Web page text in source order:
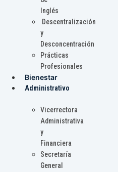
Inglés
Descentralización
y
Desconcentración
Prácticas
Profesionales
Bienestar
Administrativo
Vicerrectora
Administrativa
y
Financiera
Secretaría
General